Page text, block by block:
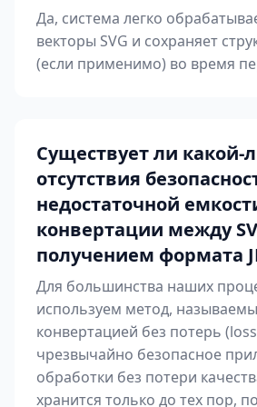
Да, система легко
векторы SVG и сохраняет
(если применимо) во время
Существует ли какой-
отсутствия
недостаточной
конвертации между
получением формата
Для большинства наших
используем метод,
конвертацией без потерь
чрезвычайно безопасное
обработки без потери
хранится только до тех пор,